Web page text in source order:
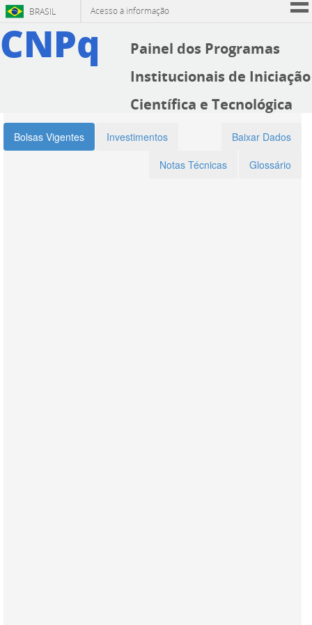
BRASIL
Acesso à informação
Serviços
Legislação
Canais
CNPq
Painel dos Programas
Institucionais de Iniciação
Científica e Tecnológica